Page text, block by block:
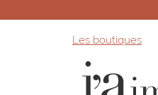
Les boutiques